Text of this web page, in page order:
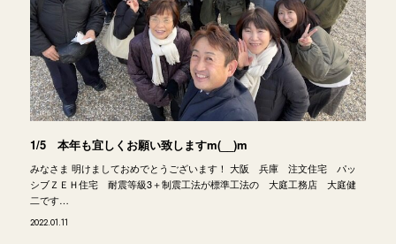
1/5 本年も宜しくお願い致しますm(__)m
みなさま 明けましておめでとうございます！ 大阪 兵庫 注文住宅 パッ
シブＺＥＨ住宅 耐震等級3＋制震工法が標準工法の 大庭工務店 大庭健
二です…
2022.01.11